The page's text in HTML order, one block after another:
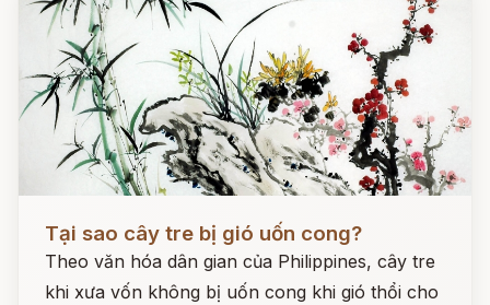
Tại sao cây tre bị gió uốn cong?
Theo văn hóa dân gian của Philippines, cây tre
khi xưa vốn không bị uốn cong khi gió thổi cho